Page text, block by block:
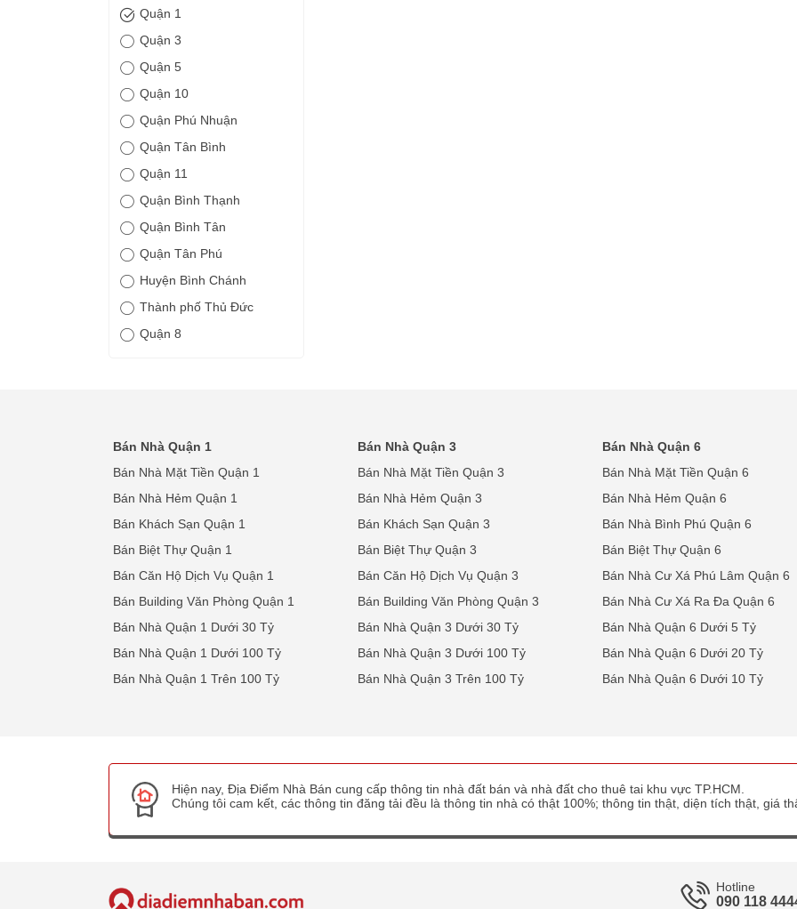
Quận 1
Quận 3
Quận 5
Quận 10
Quận Phú Nhuận
Quận Tân Bình
Quận 11
Quận Bình Thạnh
Quận Bình Tân
Quận Tân Phú
Huyện Bình Chánh
Thành phố Thủ Đức
Quận 8
Bán Nhà Quận 1 Bán Nhà Quận 3
Bán Nhà Quận 6
Bán Nhà Mặt Tiền Quận 1
Bán Nhà Mặt Tiền Quận 3
Bán Nhà Mặt Tiền Quận 6
Bán Nhà Hẻm Quận 1
Bán Nhà Hẻm Quận 3
Bán Nhà Hẻm Quận 6
Bán Khách Sạn Quận 1
Bán Khách Sạn Quận 3
Bán Nhà Bình Phú Quận 6
Bán Biệt Thự Quận 1
Bán Biệt Thự Quận 3
Bán Biệt Thự Quận 6
Bán Căn Hộ Dịch Vụ Quận 1
Bán Căn Hộ Dịch Vụ Quận 3
Bán Nhà Cư Xá Phú Lâm Quận 6
Bán Building Văn Phòng Quận 1
Bán Building Văn Phòng Quận 3
Bán Nhà Cư Xá Ra Đa Quận 6
Bán Nhà Quận 1 Dưới 30 Tỷ
Bán Nhà Quận 3 Dưới 30 Tỷ
Bán Nhà Quận 6 Dưới 5 Tỷ
Bán Nhà Quận 1 Dưới 100 Tỷ
Bán Nhà Quận 3 Dưới 100 Tỷ
Bán Nhà Quận 6 Dưới 20 Tỷ
Bán Nhà Quận 1 Trên 100 Tỷ
Bán Nhà Quận 3 Trên 100 Tỷ Bán Nhà Quận 6 Dưới 10 Tỷ
Hiện nay, Địa Điểm Nhà Bán cung cấp thông tin nhà đất bán và nhà đất cho thuê tai khu vực TP.HCM.
Chúng tôi cam kết, các thông tin đăng tải đều là thông tin nhà có thật 100%; thông tin thật, diện tích thật, giá
Hotline
090 118